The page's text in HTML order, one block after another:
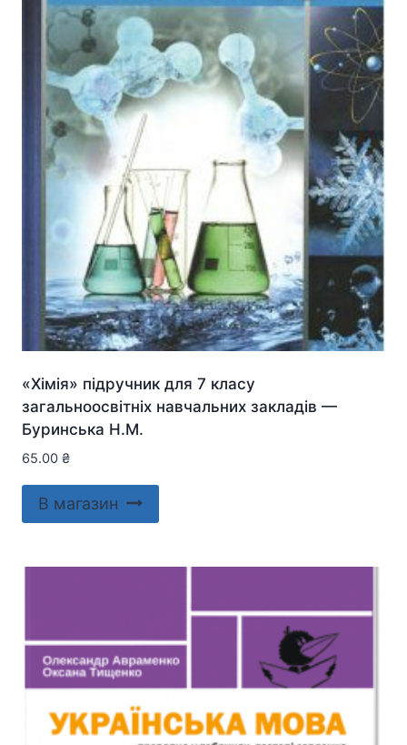
«Хімія» підручник для 7 класу
загальноосвітніх навчальних закладів —
Буринська Н.М.
65.00 ₴
В магазин